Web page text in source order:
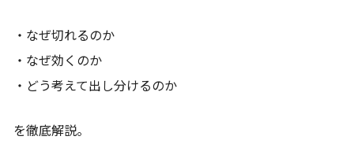
・なぜ切れるのか
・なぜ効くのか
・どう考えて出し分けるのか
を徹底解説。